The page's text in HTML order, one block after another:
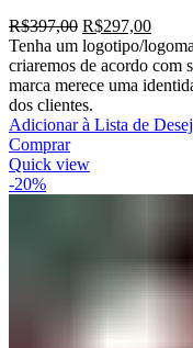
R$397,00 R$297,00
Tenha um logotipo/
criaremos de acordo com
marca merece uma
dos clientes.
Adicionar à Lista de
Comprar
Quick view
-20%